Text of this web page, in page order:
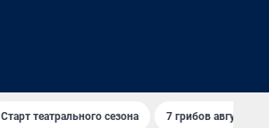
Старт театрального сезона 7 грибов августа